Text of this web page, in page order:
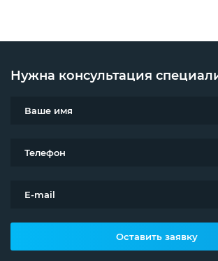
Нужна консультация
Оставить заявку